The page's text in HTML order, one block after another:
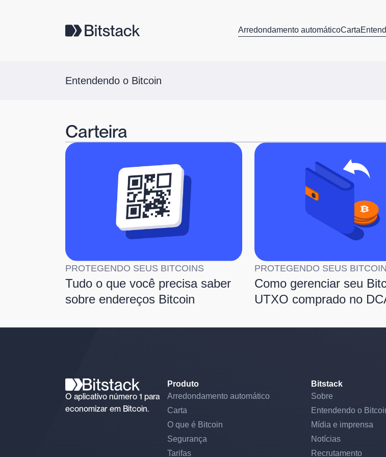
Arredondamento automáticoCarta
Entendendo o Bitcoin
Carteira
PROTEGENDO SEUS BITCOINS
Tudo o que você precisa saber
sobre endereços Bitcoin
PROTEGENDO SEUS
Como gerenciar seu
UTXO comprado no
O aplicativo número 1 para
economizar em Bitcoin.
Produto
Arredondamento automático
Carta
O que é Bitcoin
Segurança
Tarifas
Bitstack
Sobre
Entendendo o
Mídia e imprensa
Notícias
Recrutamento